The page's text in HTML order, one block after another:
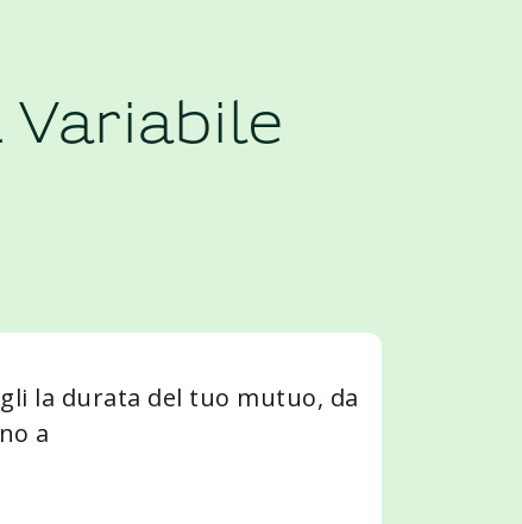
la durata del tuo mutuo, da
a